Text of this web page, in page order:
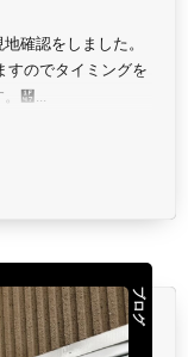
確認をしました。
すのでタイミングを
὇...
ブログ